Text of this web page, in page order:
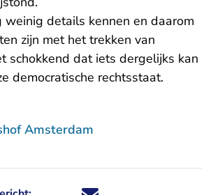
details kennen en daarom
zijn met het trekken van
schokkend dat iets dergelijks kan
democratische rechtsstaat.
Amsterdam